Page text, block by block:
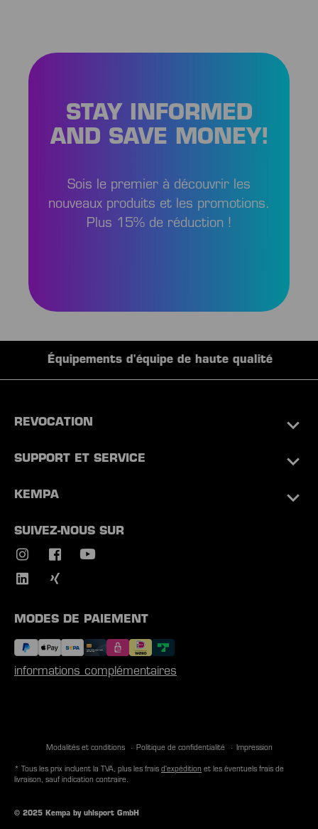
STAY INFORMED
AND SAVE MONEY!
Sois le premier à découvrir les
nouveaux produits et les promotions.
Plus 15% de réduction !
Équipements d'équipe de haute qualité
REVOCATION
SUPPORT ET SERVICE
KEMPA
SUIVEZ-NOUS SUR
MODES DE PAIEMENT
informations complémentaires
Modalités et conditions Politique de confidentialité Impression
© 2025 Kempa by uhlsport GmbH
* Tous les prix incluent la TVA, plus les frais d'expédition et les éventuels frais de
livraison, sauf indication contraire.